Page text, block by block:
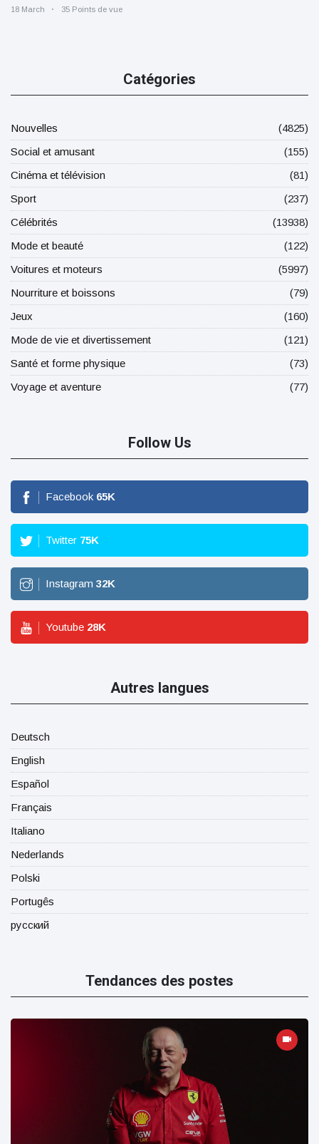
18 March 35 Points de vue
Catégories
Nouvelles
(4825)
Social et amusant
(155)
Cinéma et télévision
(81)
Sport
(237)
Célébrités
(13938)
Mode et beauté
(122)
Voitures et moteurs
(5997)
Nourriture et boissons
(79)
Jeux
(160)
Mode de vie et divertissement
(121)
Santé et forme physique
(73)
Voyage et aventure
(77)
Follow Us
Facebook 65K
Twitter 75K
Instagram 32K
Youtube 28K
Autres langues
Deutsch
English
Español
Français
Italiano
Nederlands
Polski
Portugês
русский
Tendances des postes